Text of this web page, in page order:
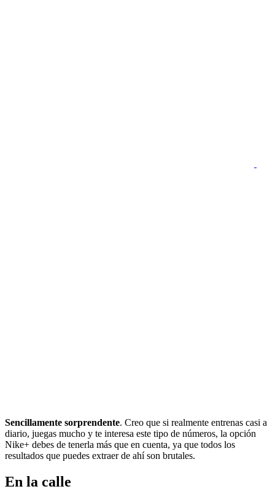
Sencillamente sorprendente. Creo que si realmente entrenas casi a
diario, juegas mucho y te interesa este tipo de números, la opción
Nike+ debes de tenerla más que en cuenta, ya que todos los
resultados que puedes extraer de ahí son brutales.
En la calle